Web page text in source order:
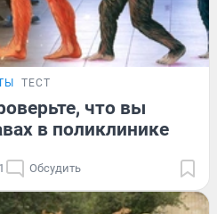
ТЕСТ
что вы
в поликлинике
Обсудить